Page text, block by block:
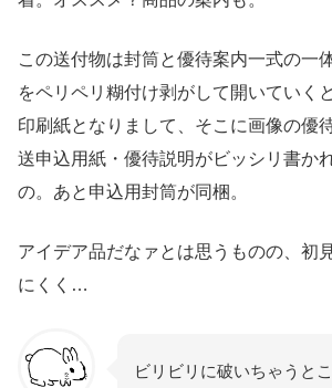
この送付物は封筒と優待案内一式の一
をペリペリ糊付け剥がして開いていく
印刷紙となりまして、そこに画像の優
送申込用紙・優待説明がビッシリ書か
の。あと申込用封筒が同梱。
アイデア品だなァとは思うものの、初
にくく…
ビリビリに破いちゃうと